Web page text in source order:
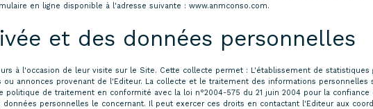
en ligne disponible à l'adresse suivante : www.anmconso.com.
et des données personnelles
à l'occasion de leur visite sur le Site. Cette collecte permet : L'établissement de
annonces provenant de l'Editeur. La collecte et le traitement des informations
politique de traitement en conformité avec la loi n°2004-575 du 21 juin 2004 pour la
personnelles le concernant. Il peut exercer ces droits en contactant l'Editeur aux